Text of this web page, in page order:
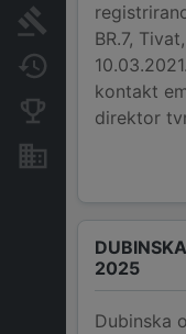
Arhiva sudskih
Promjene
Konkurentne
BR.7,
kontakt
direktor
2025
Dubinska